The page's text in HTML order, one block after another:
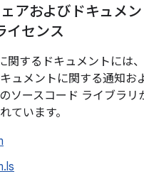
項を許可する権利も無制
すべての複製と関連する
現状のまま」提供され、
、特定目的への適合性、
なされません。いかなる
は使用機会、データ、ある
アおよびドキュメ
イセンス
関するドキュメントには
ュメントに関する通知お
ソースコード ライブラリ
ています。